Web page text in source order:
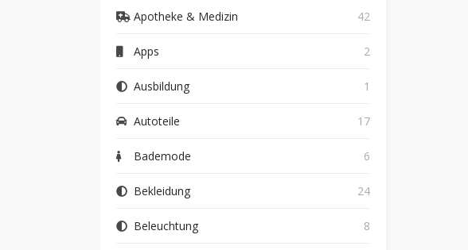
Apotheke & Medizin 42
Apps 2
Ausbildung 1
Autoteile 17
Bademode 6
Bekleidung 24
Beleuchtung 8